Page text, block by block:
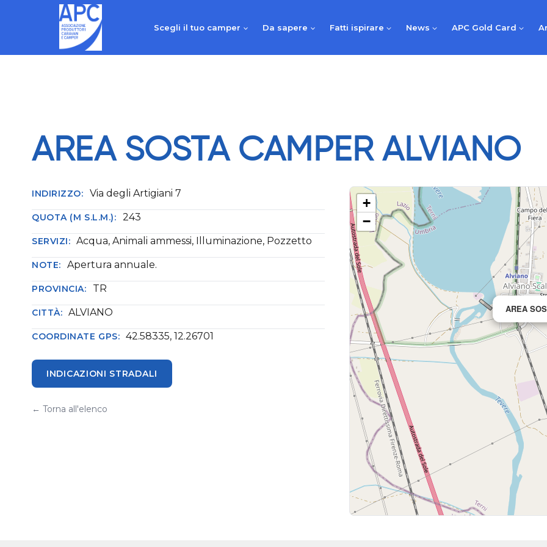
Scegli il tuo camper Da sapere Fatti ispirare News APC Gold Card
AREA SOSTA CAMPER ALVIANO
INDIRIZZO: Via degli Artigiani 7
QUOTA (M S.L.M.): 243
SERVIZI: Acqua, Animali ammessi, Illuminazione, Pozzetto
NOTE: Apertura annuale.
PROVINCIA: TR
CITTÀ: ALVIANO
COORDINATE GPS: 42.58335, 12.26701
INDICAZIONI STRADALI
← Torna all'elenco
AREA
+
−